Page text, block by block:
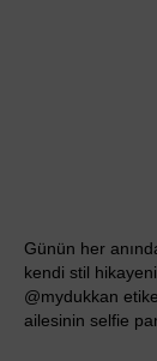
Günün her
kendi stil
@mydukkan
ailesinin selfie